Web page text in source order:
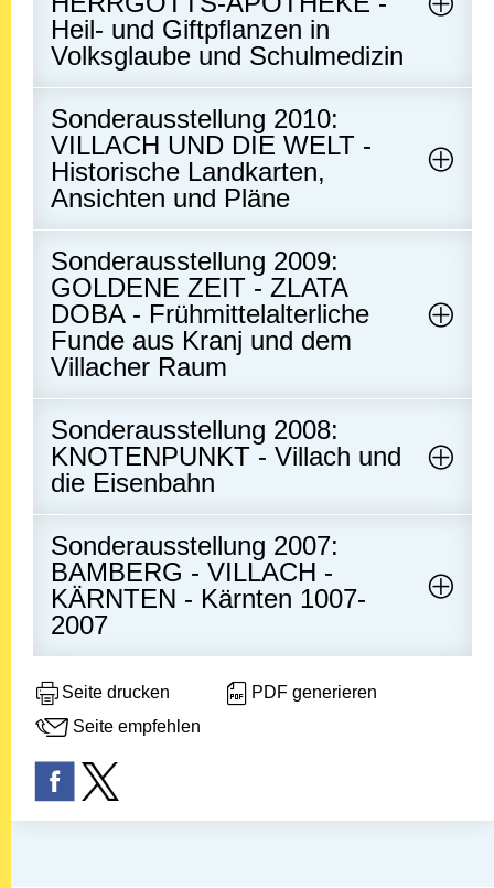
Heil- und Giftpflanzen in
Volksglaube und Schulmedizin
Sonderausstellung 2010:
VILLACH UND DIE WELT -
Historische Landkarten,
Ansichten und Pläne
Sonderausstellung 2009:
GOLDENE ZEIT - ZLATA
DOBA - Frühmittelalterliche
Funde aus Kranj und dem
Villacher Raum
Sonderausstellung 2008:
KNOTENPUNKT - Villach und
die Eisenbahn
Sonderausstellung 2007:
BAMBERG - VILLACH -
KÄRNTEN - Kärnten 1007-
2007
Seite drucken
PDF generieren
Seite empfehlen